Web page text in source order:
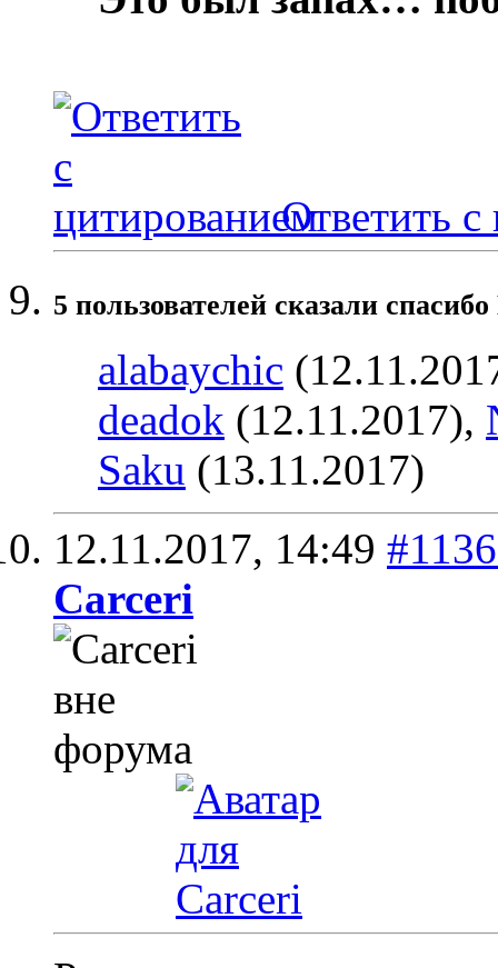
Ответить с
5 пользователей сказали
alabaychic
deadok (12.11.2017),
Saku (13.11.2017)
12.11.2017, 14:49
Carceri